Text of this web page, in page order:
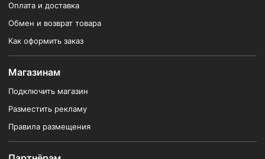
Оплата и доставка
Обмен и возврат товара
Как оформить заказ
Магазинам
Подключить магазин
Разместить рекламу
Правила размещения